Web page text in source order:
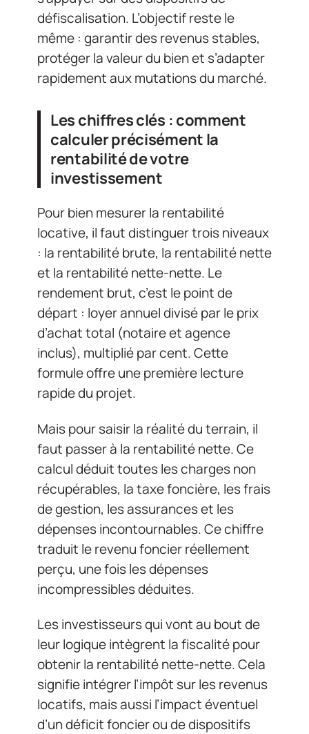
défiscalisation. L’objectif reste le
même : garantir des revenus stables,
protéger la valeur du bien et s’adapter
rapidement aux mutations du marché.
Les chiffres clés : comment
calculer précisément la
rentabilité de votre
investissement
Pour bien mesurer la rentabilité
locative, il faut distinguer trois niveaux
: la rentabilité brute, la rentabilité nette
et la rentabilité nette-nette. Le
rendement brut, c’est le point de
départ : loyer annuel divisé par le prix
d’achat total (notaire et agence
inclus), multiplié par cent. Cette
formule offre une première lecture
rapide du projet.
Mais pour saisir la réalité du terrain, il
faut passer à la rentabilité nette. Ce
calcul déduit toutes les charges non
récupérables, la taxe foncière, les frais
de gestion, les assurances et les
dépenses incontournables. Ce chiffre
traduit le revenu foncier réellement
perçu, une fois les dépenses
incompressibles déduites.
Les investisseurs qui vont au bout de
leur logique intègrent la fiscalité pour
obtenir la rentabilité nette-nette. Cela
signifie intégrer l’impôt sur les revenus
locatifs, mais aussi l’impact éventuel
d’un déficit foncier ou de dispositifs